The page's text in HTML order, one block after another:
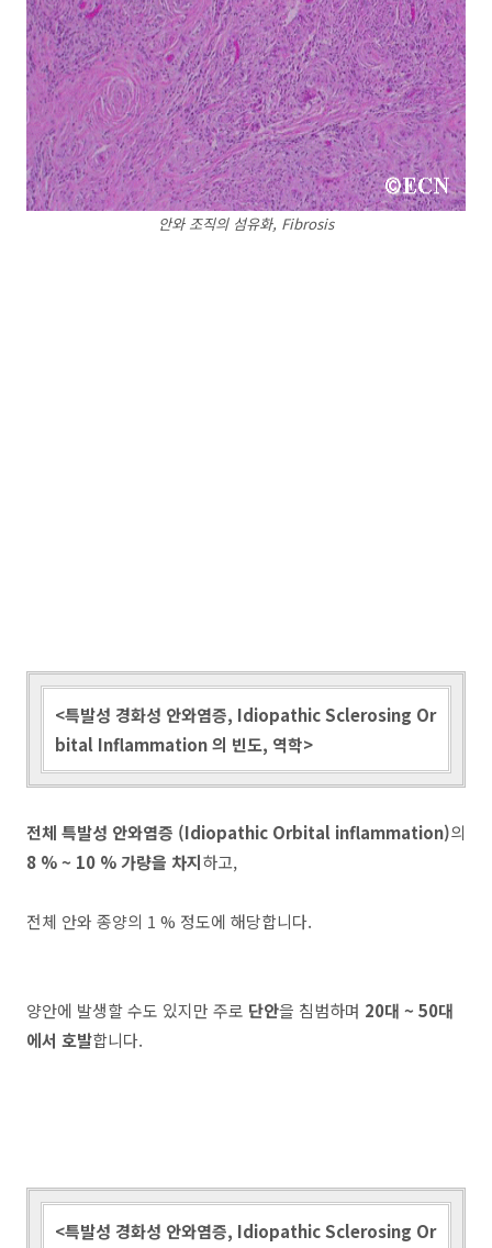
안와 조직의 섬유화, Fibrosis
<특발성 경화성 안와염증, Idiopathic Sclerosing Or
bital Inflammation 의 빈도, 역학>
전체 특발성 안와염증 (Idiopathic Orbital inflammation)의
8 % ~ 10 % 가량을 차지하고,
전체 안와 종양의 1 % 정도에 해당합니다.
양안에 발생할 수도 있지만 주로 단안을 침범하며 20대 ~ 50대
에서 호발합니다.
<특발성 경화성 안와염증, Idiopathic Sclerosing Or